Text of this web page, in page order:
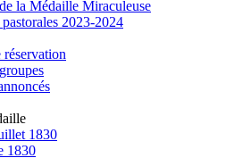
la Médaille Miraculeuse
2023-2024
réservation
1830
1830